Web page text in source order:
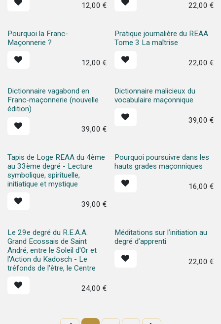
12,00 € 22,00 €
Pourquoi la Franc-
Maçonnerie ?
12,00 €
Pratique journalière du REAA
Tome 3 La maîtrise
22,00 €
Dictionnaire vagabond en
Franc-maçonnerie (nouvelle
édition)
39,00 €
Dictionnaire malicieux du
vocabulaire maçonnique
39,00 €
Tapis de Loge REAA du 4ème
au 33ème degré - Lecture
symbolique, spirituelle,
initiatique et mystique
39,00 €
Pourquoi poursuivre dans les
hauts grades maçonniques
16,00 €
Le 29e degré du R.E.A.A.
Grand Ecossais de Saint
André, entre le Soleil d'Or et
l'Action du Kadosch - Le
tréfonds de l'être, le Centre
24,00 €
Méditations sur l’initiation au
degré d’apprenti
22,00 €